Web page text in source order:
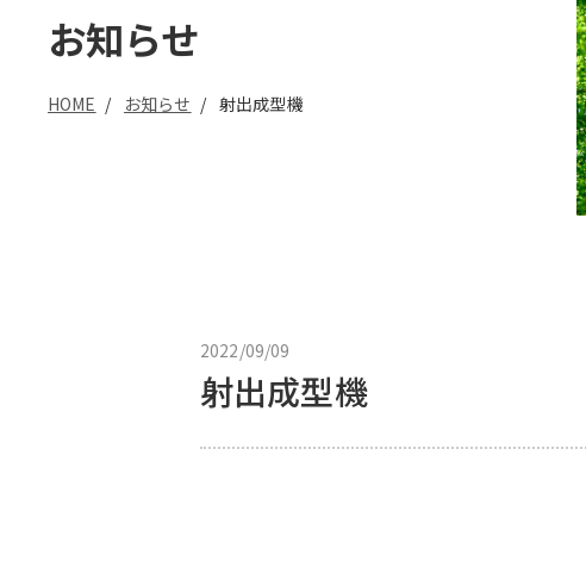
お知らせ
HOME / お知らせ / 射出成型機
2022/09/09
射出成型機